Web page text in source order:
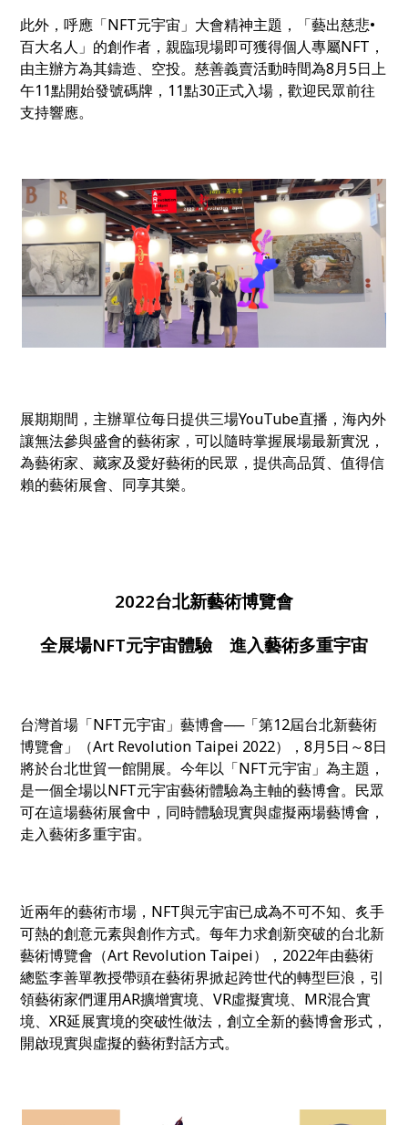
此外，呼應「NFT元宇宙」大會精神主題，「藝出慈悲•
百大名人」的創作者，親臨現場即可獲得個人專屬NFT，
由主辦方為其鑄造、空投。慈善義賣活動時間為8月5日上
午11點開始發號碼牌，11點30正式入場 ，歡迎民眾前往
支持響應。
展期期間，主辦單位每日提供三場YouTube直播，海內外
讓無法參與盛會的藝術家，可以隨時掌握展場最新實況，
為藝術家、藏家及愛好藝術的民眾，提供高品質、值得信
賴的藝術展會、同享其樂。
2022台北新藝術博覽會
全展場NFT元宇宙體驗 進入藝術多重宇宙
台灣首場「NFT元宇宙」藝博會──「第12屆台北新藝術
博覽會」（Art Revolution Taipei 2022），8月5日～8日
將於台北世貿一館開展。今年以「NFT元宇宙」為主題，
是一個全場以NFT元宇宙藝術體驗為主軸的藝博會。民眾
可在這場藝術展會中，同時體驗現實與虛擬兩場藝博會，
走入藝術多重宇宙。
近兩年的藝術市場，NFT與元宇宙已成為不可不知、炙手
可熱的創意元素與創作方式。每年力求創新突破的台北新
藝術博覽會（Art Revolution Taipei），2022年由藝術
總監李善單教授帶頭在藝術界掀起跨世代的轉型巨浪，引
領藝術家們運用AR擴增實境、VR虛擬實境、 MR混合實
境、XR延展實境的突破性做法，創立全新的藝博會形式，
開啟現實與虛擬的藝術對話方式。